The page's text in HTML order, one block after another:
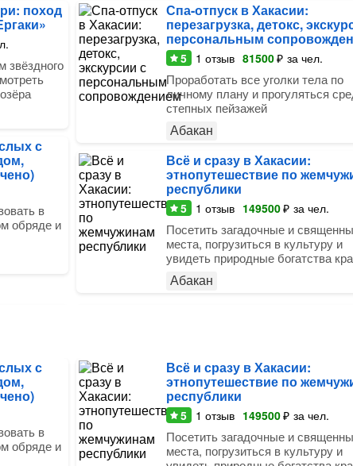
поход
звёздного
с
в
обряде и
Спа-отпуск в Хакасии:
перезагрузка, детокс,
персональным
5 1 отзыв 81500₽ за чел.
Проработать все уголки тела по
личному плану и прогуляться
степных пейзажей
Абакан
Всё и сразу в Хакасии:
этнопутешествие по
республики
5 1 отзыв 149500₽ за чел.
Посетить загадочные и
места, погрузиться в культуру и
увидеть природные богатства
Абакан
с
в
обряде и
Всё и сразу в Хакасии:
этнопутешествие по
республики
5 1 отзыв 149500₽ за чел.
Посетить загадочные и
места, погрузиться в культуру и